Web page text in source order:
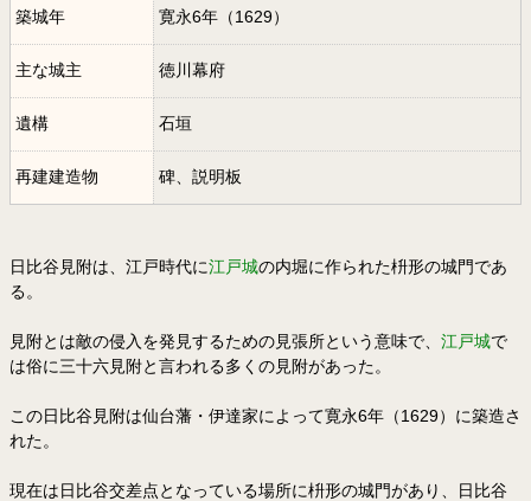
築城年 寛永6年（1629）
主な城主 徳川幕府
遺構 石垣
再建建造物 碑、説明板
日比谷見附は、江戸時代に江戸城の内堀に作られた枡形の城門であ
る。
見附とは敵の侵入を発見するための見張所という意味で、 江戸城で
は俗に三十六見附と言われる多くの見附があった。
この日比谷見附は仙台藩・伊達家によって寛永6年（1629）に築造さ
れた。
現在は日比谷交差点となっている場所に枡形の城門があり、日比谷